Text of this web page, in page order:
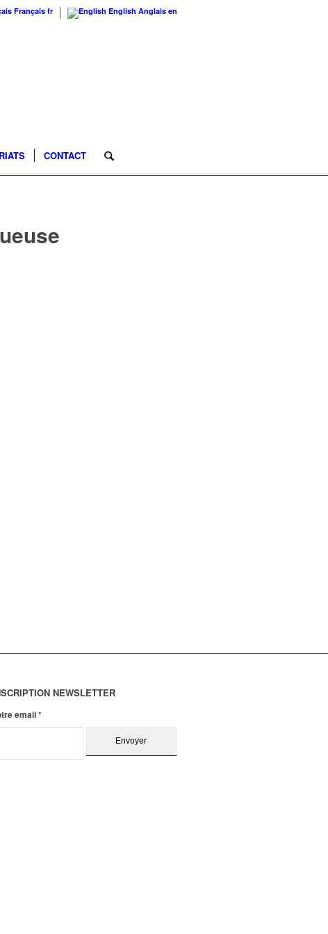
Français fr English Anglais en
CONTACT
NEWSLETTER
email*